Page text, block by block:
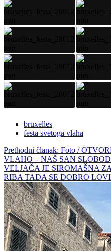
bruxelles
festa svetoga vlaha
Prethodni članak: Foto /
VLAHO – NAŠ SAN
VELJAČA JE SIROMAŠNA
RIBA TADA SE DOBRO LOVI